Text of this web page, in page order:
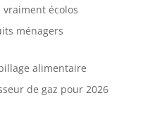
écolos
ménagers
alimentaire
de gaz pour 2026